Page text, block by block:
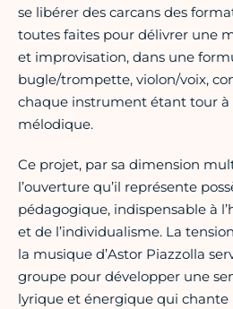
se libérer des carcans des
toutes faites pour délivrer une
et improvisation, dans une
bugle/trompette, violon/voix,
chaque instrument étant tour
mélodique.
Ce projet, par sa dimension
l’ouverture qu’il représente
pédagogique, indispensable à
et de l’individualisme. La
la musique d’Astor Piazzolla
groupe pour développer une
lyrique et énergique qui chante